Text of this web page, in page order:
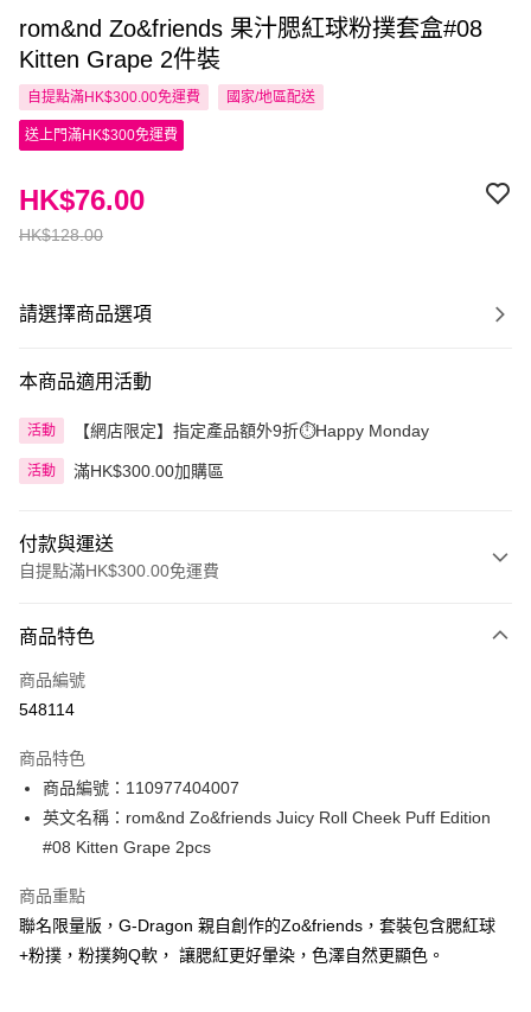
rom&nd Zo&friends 果汁腮紅球粉撲套盒#08
Kitten Grape 2件裝
自提點滿HK$300.00免運費 國家/地區配送
送上門滿HK$300免運費
HK$128.00
HK$76.00
請選擇商品選項
本商品適用活動
活動 【網店限定】指定產品額外9折⏱️Happy Monday
活動 滿HK$300.00加購區
付款與運送
自提點滿HK$300.00免運費
信用卡
Apple Pay
PayMe
WeChat Pay
送貨方式
順豐自助櫃 - 確認發貨後1-3個工作天送達
商品特色
商品編號
548114
商品特色
商品編號：110977404007
英文名稱：rom&nd Zo&friends Juicy Roll Cheek Puff Edition
#08 Kitten Grape 2pcs
商品重點
聯名限量版，G-Dragon 親自創作的Zo&friends，套裝包含腮紅球
+粉撲，粉撲夠Q軟， 讓腮紅更好暈染，色澤自然更顯色。